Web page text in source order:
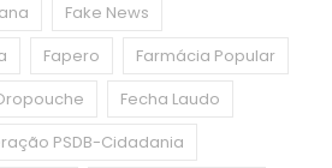
Fake News
Fapero
Farmácia Popular
Fecha Laudo
PSDB-Cidadania